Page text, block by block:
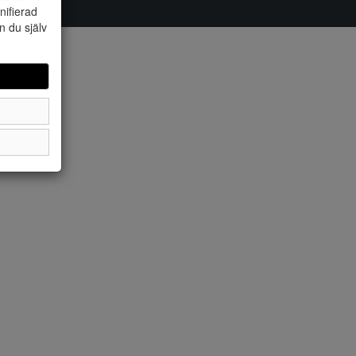
du själv